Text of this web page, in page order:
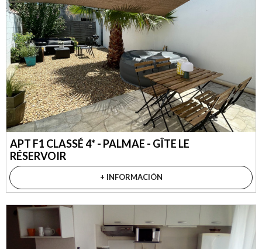
APT F1 CLASSÉ 4* - PALMAE - GÎTE LE
RÉSERVOIR
+ INFORMACIÓN